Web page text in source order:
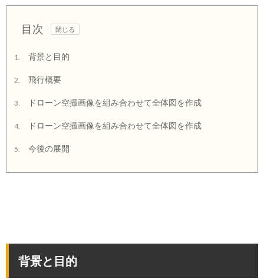
目次
1. 背景と目的
2. 飛行概要
3. ドローン空撮画像を組み合わせて全体図を作成
4. ドローン空撮画像を組み合わせて全体図を作成
5. 今後の展開
背景と目的